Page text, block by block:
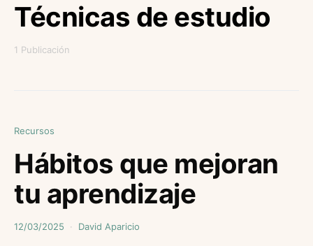
Técnicas de estudio
1 Publicación
Recursos
Hábitos que mejoran
tu aprendizaje
12/03/2025 David Aparicio